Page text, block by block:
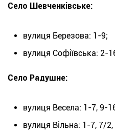
Село Шевченківське:
вулиця Березова: 1-9;
вулиця Софіївська: 2-
Село Радушне:
вулиця Весела: 1-7, 9-
вулиця Вільна: 1-7, 7/